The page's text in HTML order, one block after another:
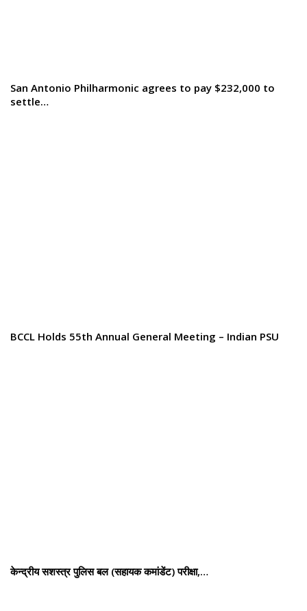
San Antonio Philharmonic agrees to pay $232,000 to
settle…
BCCL Holds 55th Annual General Meeting – Indian PSU
केन्द्रीय सशस्‍त्र पुलिस बल (सहायक कमांडेंट) परीक्षा,…